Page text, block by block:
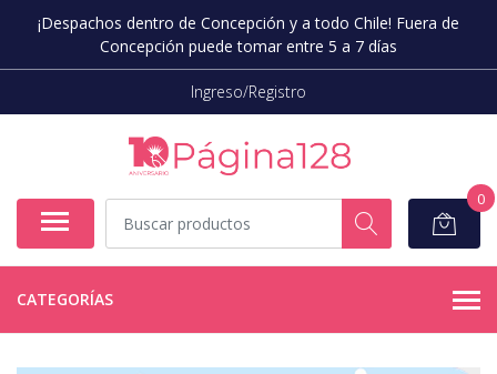
¡Despachos dentro de Concepción y a todo Chile! Fuera de
Concepción puede tomar entre 5 a 7 días
Ingreso/Registro
0
CATEGORÍAS